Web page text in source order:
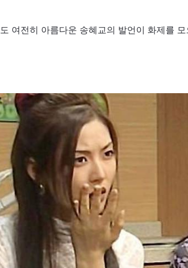
여전히 아름다운 송혜교의 발언이 화제를